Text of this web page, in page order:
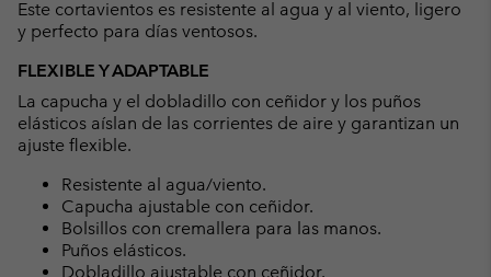
Este cortavientos es resistente al agua y al viento, ligero
y perfecto para días ventosos.
FLEXIBLE Y ADAPTABLE
La capucha y el dobladillo con ceñidor y los puños
elásticos aíslan de las corrientes de aire y garantizan un
ajuste flexible.
Resistente al agua/viento.
Capucha ajustable con ceñidor.
Bolsillos con cremallera para las manos.
Puños elásticos.
Dobladillo ajustable con ceñidor.